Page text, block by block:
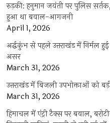
रुड़की: हनुमान जयंती पर पुलिस
हुआ था बवाल-आगजनी
April 1, 2026
अर्द्धकुंभ से पहले उत्तराखंड में निर्मल
असर
March 31, 2026
उत्तराखंड में बिजली उपभोक्ताओं को
March 31, 2026
हिमाचल में एंट्री टैक्स पर बवाल,